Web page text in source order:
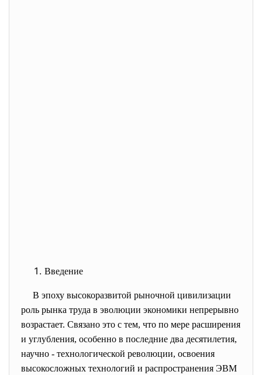
Введение
В эпоху высокоразвитой рыночной цивилизации
роль рынка труда в эволюции экономики непрерывно
возрастает. Связано это с тем, что по мере расширения
и углубления, особенно в последние два десятилетия,
научно - технологической революции, освоения
высокосложных технологий и распространения ЭВМ